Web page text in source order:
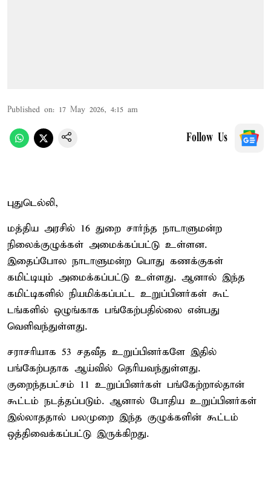
Published on: 17 May 2026, 4:15 am
Follow Us
புதுடெல்லி,
மத்திய அரசில் 16 துறை சார்ந்த நாடாளுமன்ற
நிலைக்குழுக்கள் அமைக்கப்பட்டு உள்ளன.
இதைப்போல நாடாளுமன்ற பொது கணக்குகள்
கமிட்டியும் அமைக்கப்பட்டு உள்ளது. ஆனால் இந்த
கமிட்டிகளில் நியமிக்கப்பட்ட உறுப்பினர்கள் கூட்
டங்களில் ஒழுங்காக பங்கேற்பதில்லை என்பது
வெளிவந்துள்ளது.
சராசரியாக 53 சதவீத உறுப்பினர்களே இதில்
பங்கேற்பதாக ஆய்வில் தெரியவந்துள்ளது.
குறைந்தபட்சம் 11 உறுப்பினர்கள் பங்கேற்றால்தான்
கூட்டம் நடத்தப்படும். ஆனால் போதிய உறுப்பினர்கள்
இல்லாததால் பலமுறை இந்த குழுக்களின் கூட்டம்
ஒத்திவைக்கப்பட்டு இருக்கிறது.